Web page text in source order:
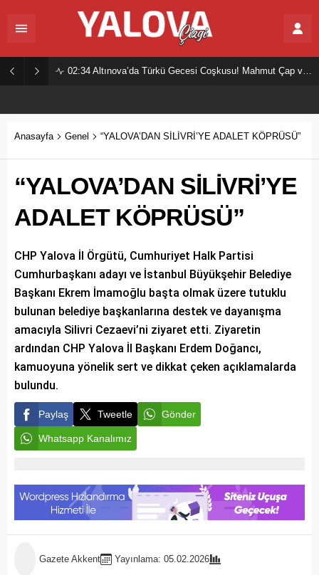
02:34 Altınova’da Türkü Gecesi Coşkusu! Mahmut Çap ve Ekibi Vatandaşları Buluşturdu
Anasayfa Genel “YALOVA’DAN SİLİVRİ’YE ADALET KÖPRÜSÜ”
“YALOVA’DAN SİLİVRİ’YE
ADALET KÖPRÜSÜ”
CHP Yalova İl Örgütü, Cumhuriyet Halk Partisi
Cumhurbaşkanı adayı ve İstanbul Büyükşehir Belediye
Başkanı Ekrem İmamoğlu başta olmak üzere tutuklu
bulunan belediye başkanlarına destek ve dayanışma
amacıyla Silivri Cezaevi’ni ziyaret etti. Ziyaretin
ardından CHP Yalova İl Başkanı Erdem Doğancı,
kamuoyuna yönelik sert ve dikkat çeken açıklamalarda
bulundu.
Paylaş Tweetle Gönder
Whatsapp Kanalımız
Gazete Akkent Yayınlama: 05.02.2026